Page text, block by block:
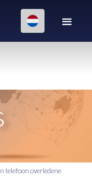
telefoon overledene